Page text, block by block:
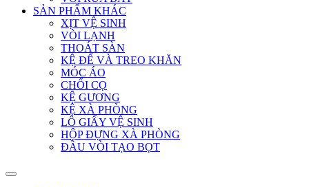
SẢN PHẨM KHÁC
XỊT VỆ SINH
VÒI LẠNH
THOÁT SÀN
KỆ ĐỂ VÀ TREO KHĂN
MÓC ÁO
CHỔI CỌ
KỆ GƯƠNG
KỆ XÀ PHÒNG
LÔ GIẤY VỆ SINH
HỘP ĐỰNG XÀ PHÒNG
ĐẦU VÒI TẠO BỌT